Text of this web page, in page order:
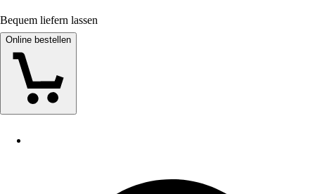
Bequem liefern lassen
Online bestellen